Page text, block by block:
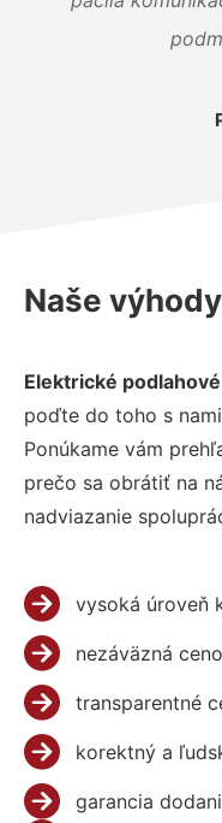
Naše výhody
Elektrické
poďte do toho s
Ponúkame vám
prečo sa obrátiť na
nadviazanie
vysoká úroveň
nezáväzná
transparentné
korektný a
garancia